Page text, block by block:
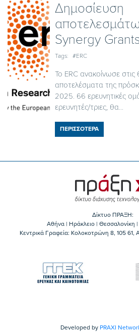
Δημοσίευση
Synergy
Tags: #ERC
Το ERC ανακοίνωσε
αποτελέσματα της
2025. 66 ερευνητικές
ερευνητές/τριες, θα...
ΠΕΡΙΣΣΟΤΕΡΑ
Δίκτυο ΠΡΑΞΗ:
Αθήνα | Ηράκλειο | Θεσσαλονίκη
Κεντρικά Γραφεία: Kολοκοτρώνη 8, 105
Developed by PRAXI